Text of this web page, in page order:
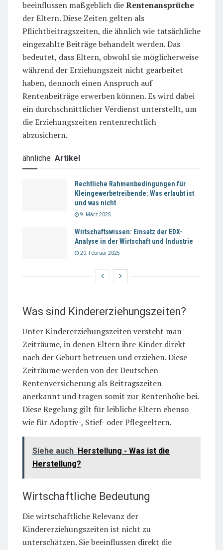
beeinflussen maßgeblich dieRentenansprüche
der Eltern. Diese Zeiten gelten als
Pflichtbeitragszeiten, die ähnlich wie tatsächliche
eingezahlte Beiträge behandelt werden. Das
bedeutet, dass Eltern, obwohl sie möglicherweise
während der Erziehungszeit nicht gearbeitet
haben, dennoch einen Anspruch auf
Rentenbeiträge erwerben können. Es wird dabei
ein durchschnittlicher Verdienst unterstellt, um
die Erziehungszeiten rentenrechtlich
abzusichern.
ähnliche Artikel
Rechtliche Rahmenbedingungen für
Kleingewerbetreibende: Was erlaubt ist
und was nicht
9. März 2025
Wirtschaftswissen: Einsatz der EDX-
Analyse in der Wirtschaft und Industrie
20. Februar 2025
Was sind Kindererziehungszeiten?
Unter Kindererziehungszeiten versteht man
Zeiträume, in denen Eltern ihre Kinder direkt
nach der Geburt betreuen und erziehen. Diese
Zeiträume werden von der Deutschen
Rentenversicherung als Beitragszeiten
anerkannt und tragen somit zur Rentenhöhe bei.
Diese Regelung gilt für leibliche Eltern ebenso
wie für Adoptiv-, Stief- oder Pflegeeltern.
Siehe auch Herstellung - Was ist die
Herstellung?
Wirtschaftliche Bedeutung
Die wirtschaftliche Relevanz der
Kindererziehungszeiten ist nicht zu
unterschätzen. Sie beeinflussen direkt die